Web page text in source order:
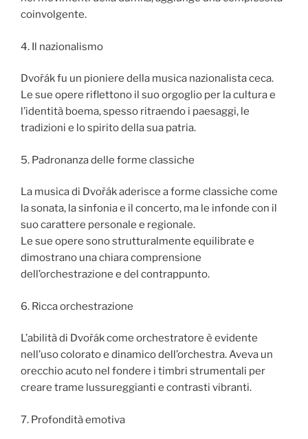
coinvolgente.
4. Il nazionalismo
Dvořák fu un pioniere della musica nazionalista ceca.
Le sue opere riflettono il suo orgoglio per la cultura e
l’identità boema, spesso ritraendo i paesaggi, le
tradizioni e lo spirito della sua patria.
5. Padronanza delle forme classiche
La musica di Dvořák aderisce a forme classiche come
la sonata, la sinfonia e il concerto, ma le infonde con il
suo carattere personale e regionale.
Le sue opere sono strutturalmente equilibrate e
dimostrano una chiara comprensione
dell’orchestrazione e del contrappunto.
6. Ricca orchestrazione
L’abilità di Dvořák come orchestratore è evidente
nell’uso colorato e dinamico dell’orchestra. Aveva un
orecchio acuto nel fondere i timbri strumentali per
creare trame lussureggianti e contrasti vibranti.
7. Profondità emotiva